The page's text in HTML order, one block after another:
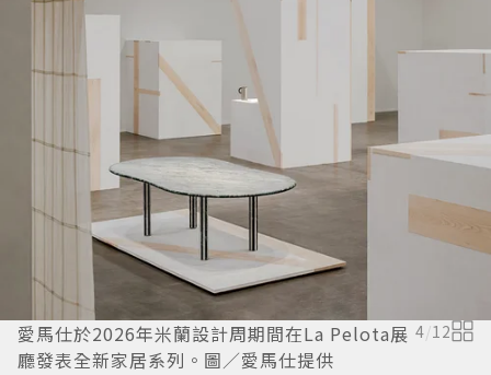
愛馬仕於2026年米蘭設計周期間在La Pelota展
廳發表全新家居系列。圖／愛馬仕提供
4/12